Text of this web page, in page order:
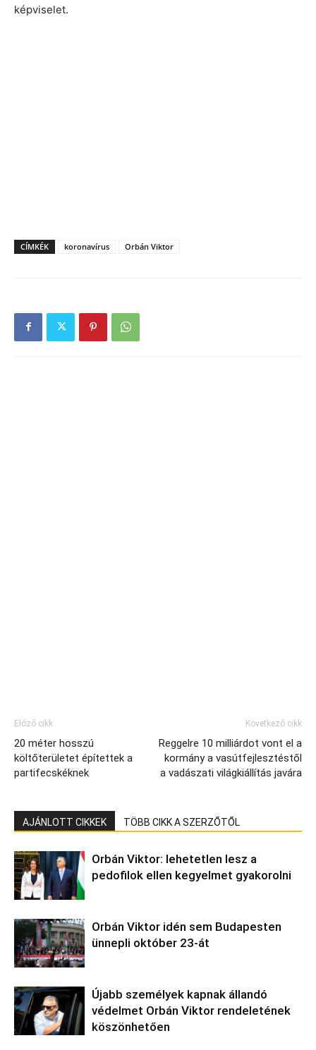
képviselet.
CÍMKÉK koronavírus Orbán Viktor
Előző cikk
20 méter hosszú
költőterületet építettek a
partifecskéknek
Következő cikk
Reggelre 10 milliárdot vont el a
kormány a vasútfejlesztéstől
a vadászati világkiállítás javára
AJÁNLOTT CIKKEK TÖBB CIKK A SZERZŐTŐL
Orbán Viktor: lehetetlen lesz a
pedofilok ellen kegyelmet gyakorolni
Orbán Viktor idén sem Budapesten
ünnepli október 23-át
Újabb személyek kapnak állandó
védelmet Orbán Viktor rendeletének
köszönhetően